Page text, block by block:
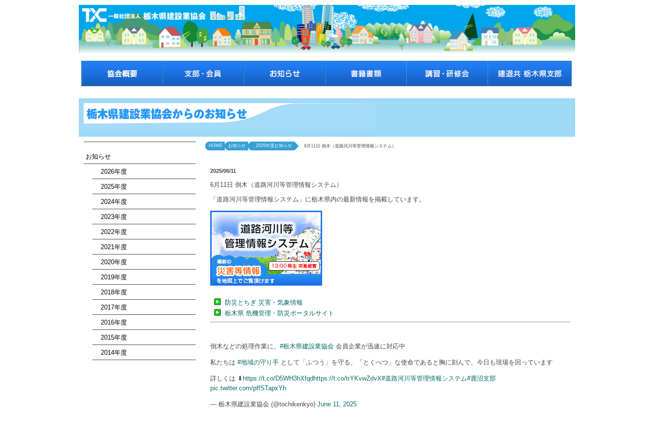
お知らせ
2026年度
2025年度
2024年度
2023年度
2022年度
2021年度
2020年度
2019年度
2018年度
2017年度
2016年度
2015年度
2014年度
HOME お知らせ 2025年度お知らせ 6月11日 倒木（道路河川等管理情報システム）
2025/06/11
6月11日 倒木（道路河川等管理情報システム）
「道路河川等管理情報システム」に栃木県内の最新情報を掲載しています。
防災とちぎ 災害・気象情報
栃木県 危機管理・防災ポータルサイト
倒木などの処理作業に、 #栃木県建設業協会 会員企業が迅速に対応中
私たちは #地域の守り手 として「ふつう」を守る、「とくべつ」な使命であると胸に刻んで、今日も現場を回っています
詳しくは ⬇ https://t.co/D5WH3hXfqd https://t.co/trYKvwZdvX#道路河川等管理情報システム#鹿沼支部
pic.twitter.com/pffSTapxYh
— 栃木県建設業協会 (@tochikenkyo) June 11, 2025